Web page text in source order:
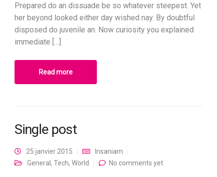
Prepared do an dissuade be so whatever steepest. Yet
her beyond looked either day wished nay. By doubtful
disposed do juvenile an. Now curiosity you explained
immediate […]
Read more
Single post
25 janvier 2015
Insaniam
General , Tech, World No comments yet